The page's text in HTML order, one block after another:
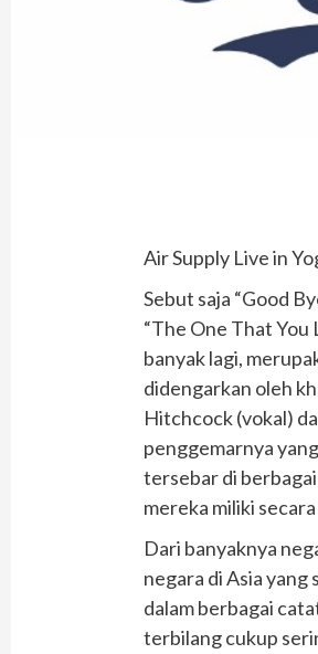
Air Supply Live in
Sebut saja “Good
“The One That You
banyak lagi,
didengarkan oleh
Hitchcock (vokal)
penggemarnya yang
tersebar di
mereka miliki
Dari banyaknya
negara di Asia yang
dalam berbagai
terbilang cukup